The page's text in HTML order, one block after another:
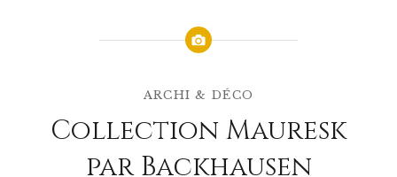
ARCHI & DÉCO
Collection Mauresk
par Backhausen